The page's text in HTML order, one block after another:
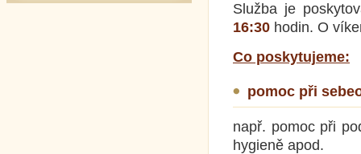
Služba je
16:30 hodin. O
Co poskytujeme:
pomoc při
např. pomoc při
hygieně apod.